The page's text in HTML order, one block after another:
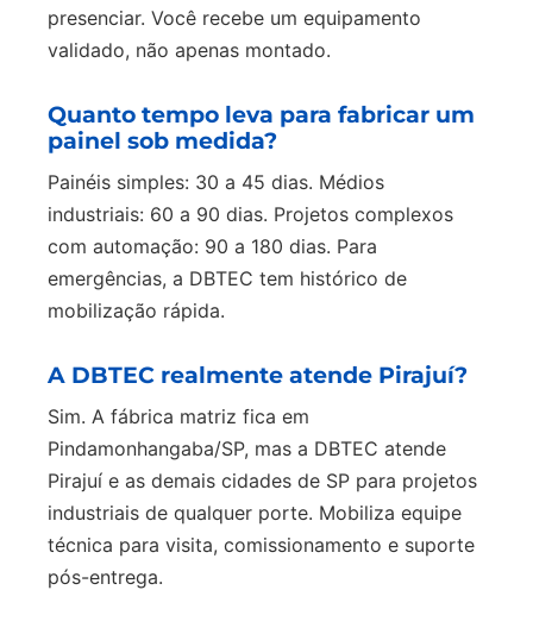
presenciar. Você recebe um equipamento
validado, não apenas montado.
Quanto tempo leva para fabricar um
painel sob medida?
Painéis simples: 30 a 45 dias. Médios
industriais: 60 a 90 dias. Projetos complexos
com automação: 90 a 180 dias. Para
emergências, a DBTEC tem histórico de
mobilização rápida.
A DBTEC realmente atende Pirajuí?
Sim. A fábrica matriz fica em
Pindamonhangaba/SP, mas a DBTEC atende
Pirajuí e as demais cidades de SP para projetos
industriais de qualquer porte. Mobiliza equipe
técnica para visita, comissionamento e suporte
pós-entrega.